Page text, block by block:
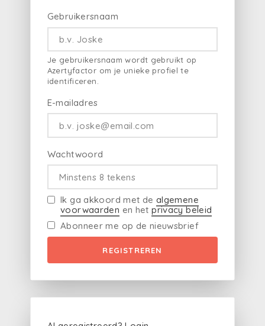
Gebruikersnaam
Je gebruikersnaam wordt gebruikt op
Azertyfactor om je unieke profiel te
identificeren.
E-mailadres
Wachtwoord
Ik ga akkoord met de algemene
voorwaarden en hetprivacy beleid
Abonneer me op de nieuwsbrief
REGISTREREN